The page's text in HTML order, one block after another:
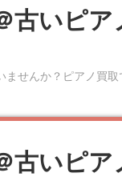
古いピア
ませんか？ピアノ買
古いピア